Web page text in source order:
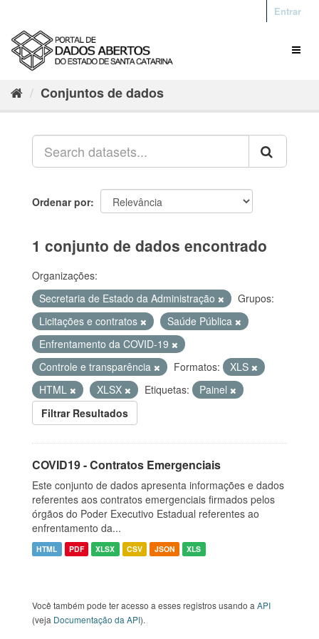
Entrar
Conjuntos de dados
Ordenar por
1 conjunto de dados encontrado
Organizações:
Secretaria de Estado da Administração
Grupos:
Licitações e contratos
Saúde Pública
Enfrentamento da COVID-19
Controle e transparência
Formatos:
XLS
HTML
XLSX Etiquetas:
Painel
Filtrar Resultados
COVID19 - Contratos Emergenciais
Este conjunto de dados apresenta informações e dados
referentes aos contratos emergenciais firmados pelos
órgãos do Poder Executivo Estadual referentes ao
enfrentamento da...
HTML PDF XLSX CSV JSON XLS
Você também pode ter acesso a esses registros usando a API
(veja Documentação da API).